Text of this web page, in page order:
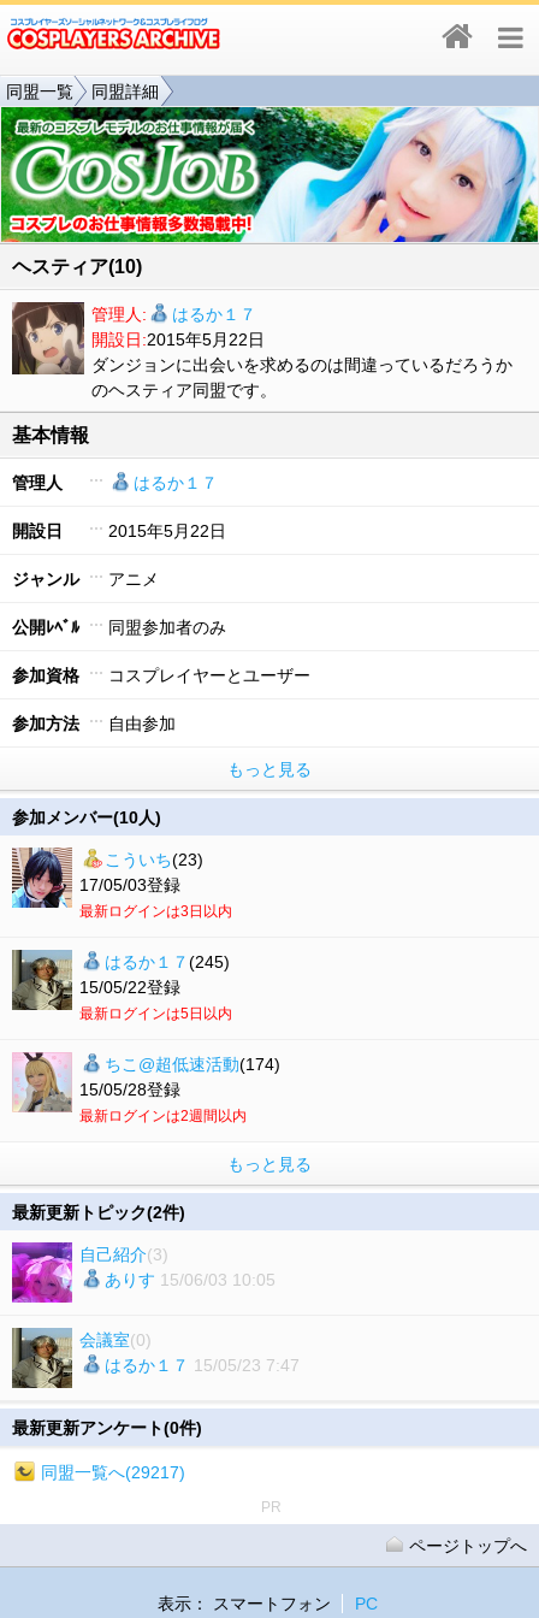
同盟一覧 同盟詳細
ヘスティア(10)
管理人:
はるか１７
開設日:2015年5月22日
ダンジョンに出会いを求めるのは間違っているだろうか
のヘスティア同盟です。
基本情報
管理人 はるか１７
開設日 2015年5月22日
ジャンル アニメ
公開ﾚﾍﾞﾙ 同盟参加者のみ
参加資格 コスプレイヤーとユーザー
参加方法 自由参加
もっと見る
参加メンバー(10人)
こういち(23)
17/05/03登録
最新ログインは3日以内
はるか１７(245)
15/05/22登録
最新ログインは5日以内
ちこ@超低速活動(174)
15/05/28登録
最新ログインは2週間以内
もっと見る
最新更新トピック(2件)
自己紹介(3)
ありす 15/06/03 10:05
会議室(0)
はるか１７ 15/05/23 7:47
最新更新アンケート(0件)
同盟一覧へ(29217)
PR
ページトップへ
表示： スマートフォン PC